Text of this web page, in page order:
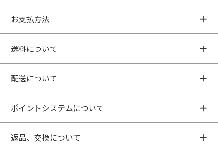
お支払方法
送料について
配送について
ポイントシステムについて
返品、交換について